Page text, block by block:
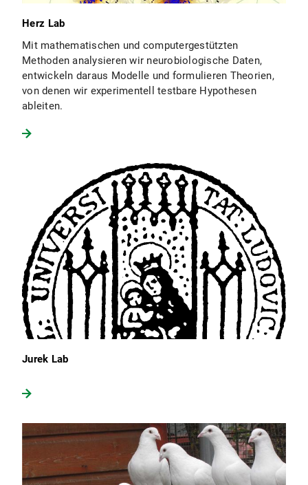
Herz Lab
Mit mathematischen und computergestützten
Methoden analysieren wir neurobiologische Daten,
entwickeln daraus Modelle und formulieren Theorien,
von denen wir experimentell testbare Hypothesen
ableiten.
Jurek Lab